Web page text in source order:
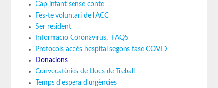
Cap infant sense conte
Fes-te voluntari de l'ACC
Ser resident
Informació Coronavirus,
FAQS
Protocols accés hospital segons fase COVID
Donacions
Convocatòries de Llocs de Treball
Temps d'espera d'urgències